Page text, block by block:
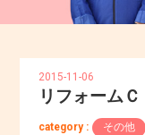
2015-11-06
リフォーム
category : その他